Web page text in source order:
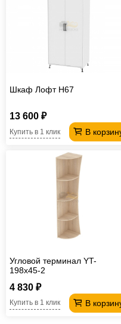
Шкаф Лофт H67
13 600 ₽
В
Купить в 1 клик
Угловой терминал YT-
198х45-2
4 830 ₽
В
Купить в 1 клик